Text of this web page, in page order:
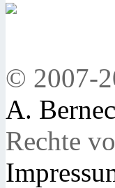
© 2007-
A.
Rechte